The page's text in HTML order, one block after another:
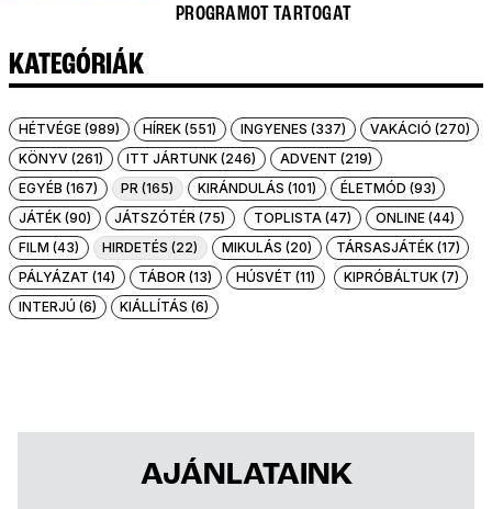
PROGRAMOT TARTOGAT
KATEGÓRIÁK
HÉTVÉGE (989) HÍREK (551) INGYENES (337)
VAKÁCIÓ (270)
KÖNYV (261)
ITT JÁRTUNK (246)
ADVENT (219)
EGYÉB (167)
PR (165) KIRÁNDULÁS (101)
ÉLETMÓD (93)
JÁTÉK (90)
JÁTSZÓTÉR (75) TOPLISTA (47)
ONLINE (44)
FILM (43)
HIRDETÉS (22) MIKULÁS (20)
TÁRSASJÁTÉK (17)
PÁLYÁZAT (14)
TÁBOR (13) HÚSVÉT (11)
KIPRÓBÁLTUK (7)
INTERJÚ (6)
KIÁLLÍTÁS (6)
AJÁNLATAINK